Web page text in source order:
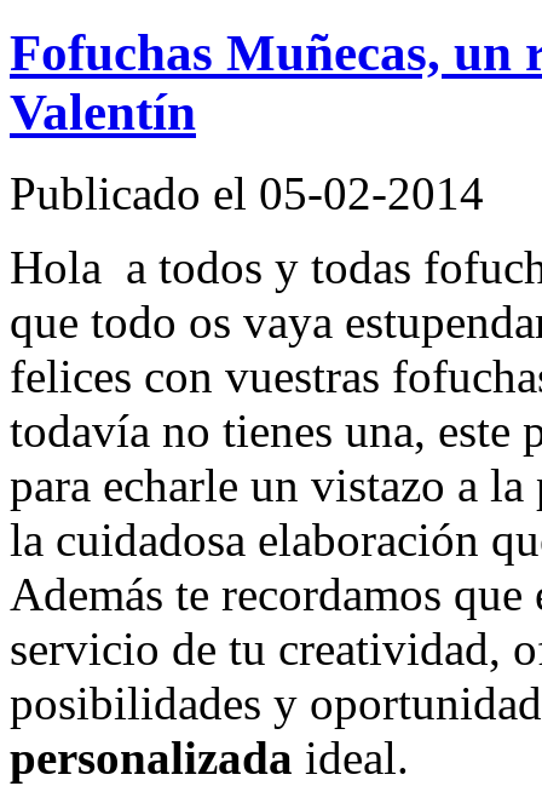
Fofuchas Muñecas,
Valentín
Publicado el 05-02-2014
Hola a todos y todas
que todo os vaya
felices con vuestras
todavía no tienes una, este
para echarle un vistazo a
la cuidadosa elaboración
Además te recordamos
servicio de tu creatividad,
posibilidades y
personalizada ideal.